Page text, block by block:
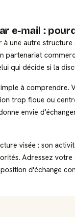
e-mail :
une autre
partenariat
qui décide si la
à
trop floue ou
envie
visée : son
Adressez
d'échange